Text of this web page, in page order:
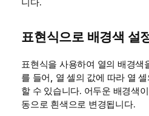
표현식으로 배경색 설
표현식을 사용하여 열의 배경색
를 들어, 열 셀의 값에 따라 열
할 수 있습니다. 어두운 배경색
동으로 흰색으로 변경됩니다.